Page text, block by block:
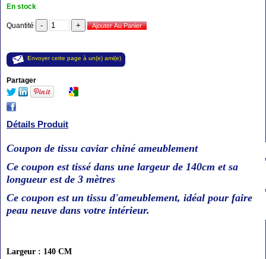
En stock
Quantité
Envoyer cette page à un(e) ami(e)
Partager
Détails Produit
Coupon de tissu caviar chiné ameublement
Ce coupon est tissé dans une largeur de 140cm et sa
longueur est de 3 mètres
Ce coupon est un tissu d'ameublement, idéal pour faire
peau neuve dans votre intérieur.
Largeur : 140 CM